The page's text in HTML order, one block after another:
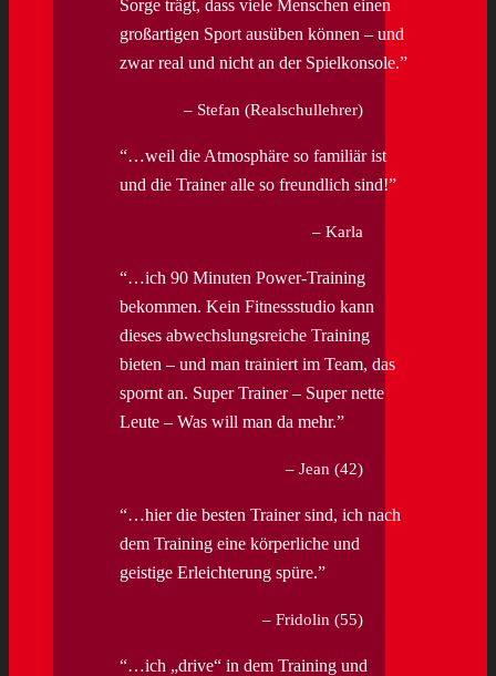
Sorge trägt, dass viele Menschen einen
großartigen Sport ausüben können – und
zwar real und nicht an der Spielkonsole.
Stefan (Realschullehrer)
…weil die Atmosphäre so familiär ist
und die Trainer alle so freundlich sind!
Karla
…ich 90 Minuten Power-Training
bekommen. Kein Fitnessstudio kann
dieses abwechslungsreiche Training
bieten – und man trainiert im Team, das
spornt an. Super Trainer – Super nette
Leute – Was will man da mehr.
Jean (42)
…hier die besten Trainer sind, ich nach
dem Training eine körperliche und
geistige Erleichterung spüre.
Fridolin (55)
…ich „drive“ in dem Training und